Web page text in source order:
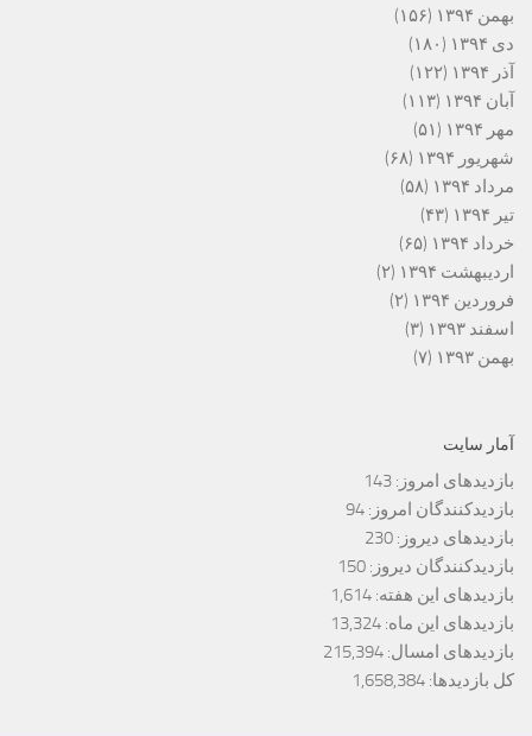
بهمن ۱۳۹۴
(۱۵۶)
دی ۱۳۹۴
(۱۸۰)
آذر ۱۳۹۴
(۱۲۲)
آبان ۱۳۹۴
(۱۱۳)
مهر ۱۳۹۴
(۵۱)
شهریور ۱۳۹۴
(۶۸)
مرداد ۱۳۹۴
(۵۸)
تیر ۱۳۹۴
(۴۳)
خرداد ۱۳۹۴
(۶۵)
اردیبهشت ۱۳۹۴
(۲)
فروردین ۱۳۹۴
(۲)
اسفند ۱۳۹۳
(۳)
بهمن ۱۳۹۳
(۷)
آمار سایت
بازدیدهای امروز: 143
بازدیدکنندگان امروز: 94
بازدیدهای دیروز: 230
بازدیدکنندگان دیروز: 150
بازدیدهای این هفته: 1,614
بازدیدهای این ماه: 13,324
بازدیدهای امسال: 215,394
کل بازدیدها: 1,658,384